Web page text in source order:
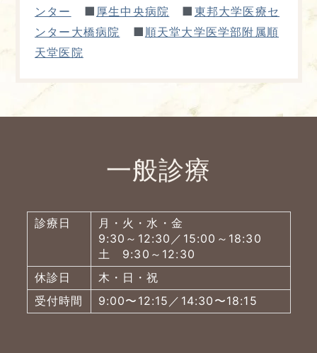
ンター
■ 厚生中央病院 ■ 東邦大学医療セ
ンター大橋病院
■ 順天堂大学医学部附属順
天堂医院
一般診療
診療日
月・火・水・金
9:30～12:30／15:00～18:30
土 9:30～12:30
休診日
木・日・祝
受付時間
9:00〜12:15／14:30〜18:15